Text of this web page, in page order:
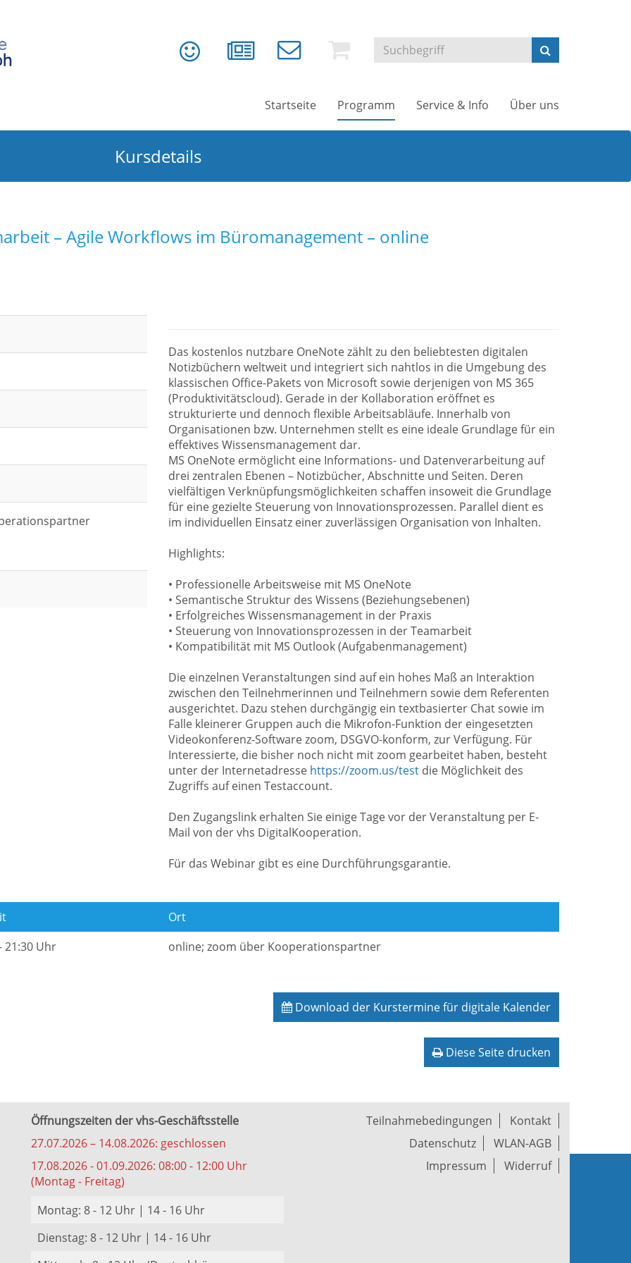
Startseite Programm Service & Info Über uns
Kursdetails
– Agile Workflows im Büromanagement – online
Das kostenlos nutzbare OneNote zählt zu den beliebtesten digitalen
Notizbüchern weltweit und integriert sich nahtlos in die Umgebung des
klassischen Office-Pakets von Microsoft sowie derjenigen von MS 365
(Produktivitätscloud). Gerade in der Kollaboration eröffnet es
strukturierte und dennoch flexible Arbeitsabläufe. Innerhalb von
Organisationen bzw. Unternehmen stellt es eine ideale Grundlage für ein
effektives Wissensmanagement dar.
MS OneNote ermöglicht eine Informations- und Datenverarbeitung auf
drei zentralen Ebenen – Notizbücher, Abschnitte und Seiten. Deren
vielfältigen Verknüpfungsmöglichkeiten schaffen insoweit die Grundlage
für eine gezielte Steuerung von Innovationsprozessen. Parallel dient es
im individuellen Einsatz einer zuverlässigen Organisation von Inhalten.
Highlights:
• Professionelle Arbeitsweise mit MS OneNote
• Semantische Struktur des Wissens (Beziehungsebenen)
• Erfolgreiches Wissensmanagement in der Praxis
• Steuerung von Innovationsprozessen in der Teamarbeit
• Kompatibilität mit MS Outlook (Aufgabenmanagement)
Die einzelnen Veranstaltungen sind auf ein hohes Maß an Interaktion
zwischen den Teilnehmerinnen und Teilnehmern sowie dem Referenten
ausgerichtet. Dazu stehen durchgängig ein textbasierter Chat sowie im
Falle kleinerer Gruppen auch die Mikrofon-Funktion der eingesetzten
Videokonferenz-Software zoom, DSGVO-konform, zur Verfügung. Für
Interessierte, die bisher noch nicht mit zoom gearbeitet haben, besteht
unter der Internetadresse https://zoom.us/test die Möglichkeit des
Zugriffs auf einen Testaccount.
Den Zugangslink erhalten Sie einige Tage vor der Veranstaltung per E-
Mail von der vhs DigitalKooperation.
Für das Webinar gibt es eine Durchführungsgarantie.
Ort
21:30 Uhr online; zoom über Kooperationspartner
Download der Kurstermine für digitale Kalender
Diese Seite drucken
Öffnungszeiten der vhs-Geschäftsstelle
27.07.2026 – 14.08.2026: geschlossen
17.08.2026 - 01.09.2026: 08:00 - 12:00 Uhr
(Montag - Freitag)
Montag: 8 - 12 Uhr | 14 - 16 Uhr
Dienstag: 8 - 12 Uhr | 14 - 16 Uhr
Teilnahmebedingungen
Kontakt
Datenschutz
WLAN-AGB
Impressum
Widerruf